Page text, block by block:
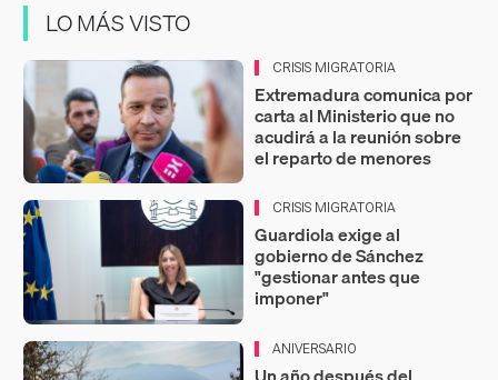
LO MÁS VISTO
CRISIS MIGRATORIA
Extremadura comunica por
carta al Ministerio que no
acudirá a la reunión sobre
el reparto de menores
CRISIS MIGRATORIA
Guardiola exige al
gobierno de Sánchez
"gestionar antes que
imponer"
ANIVERSARIO